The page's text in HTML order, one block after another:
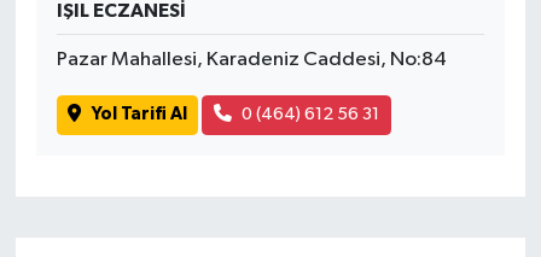
IŞIL ECZANESİ
Pazar Mahallesi, Karadeniz Caddesi, No:84
Yol Tarifi Al 0 (464) 612 56 31